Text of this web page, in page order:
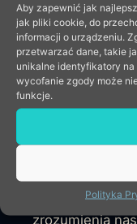
Aby zapewnić jak
jak pliki cookie, do
informacji o urządzeniu.
przetwarzać dane, takie
unikalne identyfikatory
wycofanie zgody może
funkcje.
Polityka
słuchać
przewodnika
że twoje
dostatecznie
Wszystko to
jako karty
wewnętrznej
zachęca nas
zrozumienia